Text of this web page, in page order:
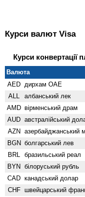
Курси валют Visa
Курси конвертації
Валюта
AED дирхам ОАЕ
ALL албанський лек
AMD вiрменський драм
AUD австралійський
AZN азербайджанський
BGN болгарський лев
BRL бразильський реал
BYN білоруський рубль
CAD канадський долар
CHF швейцарський